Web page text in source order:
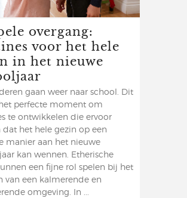
overgang:
voor het hele
in het nieuwe
gaan weer naar school. Dit
perfecte moment om
te ontwikkelen die ervoor
dat het hele gezin op een
manier aan het nieuwe
kan wennen. Etherische
een fijne rol spelen bij het
van een kalmerende en
omgeving. In ...